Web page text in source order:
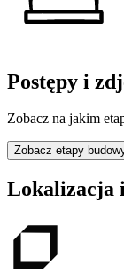
Postępy i
Zobacz na jakim
Zobacz etapy
Lokalizacja